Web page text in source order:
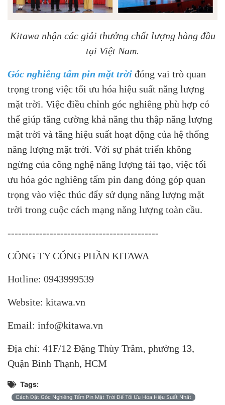
Kitawa nhận các giải thưởng chất lượng hàng đầu
tại Việt Nam.
Góc nghiêng tấm pin mặt trời đóng vai trò quan
trọng trong việc tối ưu hóa hiệu suất năng lượng
mặt trời. Việc điều chỉnh góc nghiêng phù hợp có
thể giúp tăng cường khả năng thu thập năng lượng
mặt trời và tăng hiệu suất hoạt động của hệ thống
năng lượng mặt trời. Với sự phát triển không
ngừng của công nghệ năng lượng tái tạo, việc tối
ưu hóa góc nghiêng tấm pin đang đóng góp quan
trọng vào việc thúc đẩy sử dụng năng lượng mặt
trời trong cuộc cách mạng năng lượng toàn cầu.
-------------------------------------------
CÔNG TY CỔNG PHẦN KITAWA
Hotline: 0943999539
Website: kitawa.vn
Email: info@kitawa.vn
Địa chỉ: 41F/12 Đặng Thùy Trâm, phường 13,
Quận Bình Thạnh, HCM
Tags:
Cách Đặt Góc Nghiêng Tấm Pin Mặt Trời Để Tối Ưu Hóa Hiệu Suất Nhất